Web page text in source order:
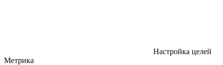
Настройка целей
Метрика